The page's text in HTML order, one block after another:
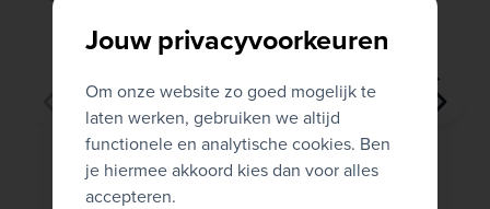
Jouw privacyvoorkeuren
Om onze website zo goed mogelijk te
laten werken, gebruiken we altijd
functionele en analytische cookies. Ben
je hiermee akkoord kies dan voor alles
accepteren.